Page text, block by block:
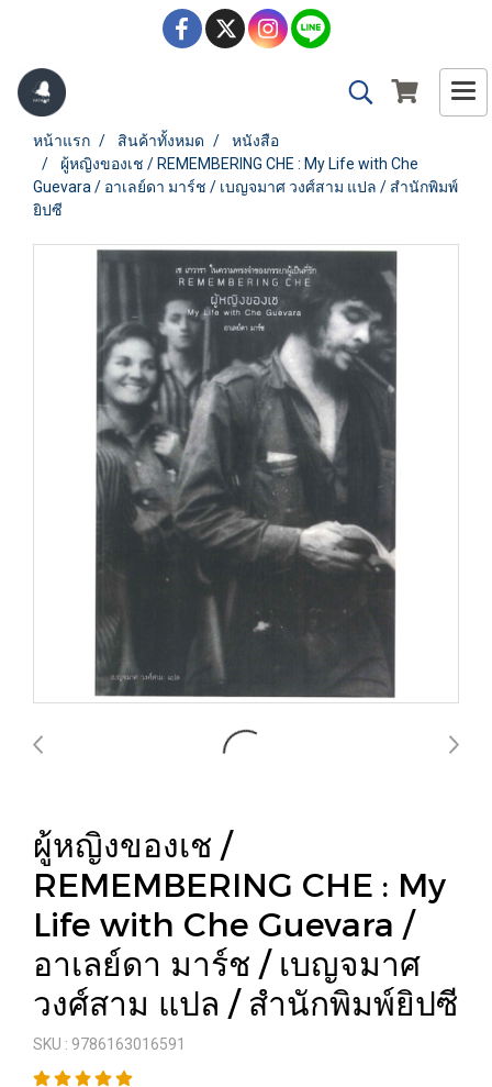
หน้าแรก สินค้าทั้งหมด
หนังสือ
ผู้หญิงของเช / REMEMBERING CHE : My Life with Che
Guevara / อาเลย์ดา มาร์ช / เบญจมาศ วงศ์สาม แปล / สำนักพิมพ์
ยิปซี
ผู้หญิงของเช /
REMEMBERING CHE : My
Life with Che Guevara /
อาเลย์ดา มาร์ช / เบญจมาศ
วงศ์สาม แปล / สำนักพิมพ์ยิปซี
SKU : 9786163016591